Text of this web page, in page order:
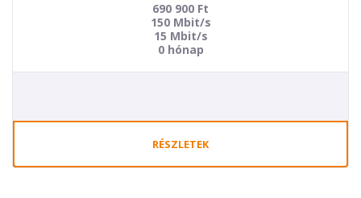
690 900 Ft
150 Mbit/s
15 Mbit/s
0 hónap
RÉSZLETEK